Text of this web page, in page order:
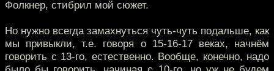
Фолкнер, стибрил мой сюжет.
Но нужно всегда замахнуться чуть-чуть подальше, как
мы привыкли, т.е. говоря о 15-16-17 веках, начнём
говорить с 13-го, естественно. Вообще, конечно, надо